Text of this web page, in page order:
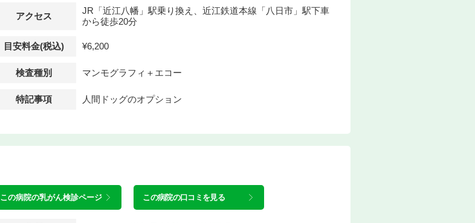
アクセス
JR「近江八幡」駅乗り換え、近江鉄道本線「八日市」駅下車
から徒歩20分
目安料金(税込) ¥6,200
検査種別 マンモグラフィ＋エコー
特記事項 人間ドッグのオプション
この病院の乳がん検診ページ この病院の口コミを見る